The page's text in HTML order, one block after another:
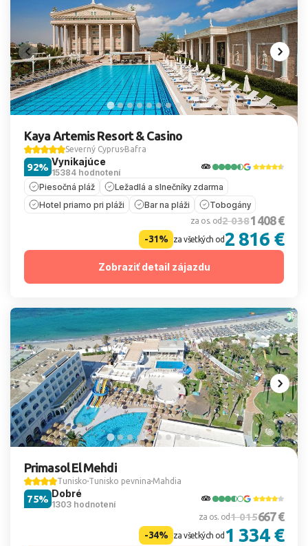
Kaya Artemis Resort & Casino
Severný Cyprus Bafra
Vynikajúce
15384 hodnotení
92%
Piesočná pláž
Ležadlá a slnečníky zdarma
Hotel priamo pri pláži
Bar na pláži Tobogány
za os. od2 0381 408 €
-31% za všetkých od2 816 €
Zobraziť detail zájazdu
Primasol El Mehdi
Tunisko Tunisko pevnina Mahdia
Dobré
1303 hodnotení
75%
za os. od1 015667 €
-34% za všetkých od 1 334 €